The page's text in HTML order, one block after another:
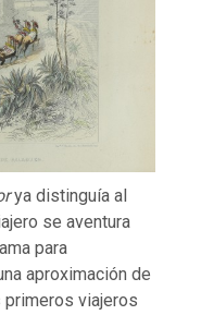
ya distinguía al
se aventura
para
aproximación de
primeros viajeros